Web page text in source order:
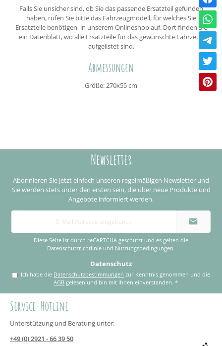
Falls Sie unsicher sind, ob Sie das passende Ersatzteil gefunden
haben, rufen Sie bitte das Fahrzeugmodell, für welches Sie
Ersatzteile benötigen, in unserem Onlineshop auf. Dort finden Sie
ein Datenblatt, wo alle Ersatzteile für das gewünschte Fahrzeug
aufgelistet sind.
Abmessungen
Größe: 270x55 cm
Newsletter
Abonnieren Sie jetzt einfach unseren regelmäßigen Newsletter und
Sie werden stets unter den ersten sein, die über neue Produkte und
Angebote informiert werden.
E-
Adresse
Diese Seite ist durch reCAPTCHA geschützt und es gelten die
Datenschutzrichtlinie und Nutzungsbedingungen.
Datenschutz
Ich habe die Datenschutzbestimmungen
AGB gelesen und bin mit ihnen einverstanden.*
Service-Hotline
Unterstützung und Beratung unter:
+49 (0) 2921 - 66 39 50